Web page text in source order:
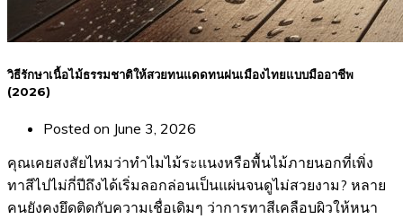
วิธีรักษาเนื้อไม้ธรรมชาติให้สวยทนแดดทนฝนเมืองไทยแบบมืออาชีพ
(2026)
Posted on June 3, 2026
คุณเคยสงสัยไหมว่าทำไมไม้ระแนงหรือพื้นไม้ภายนอกที่เพิ่ง
ทาสีไปไม่กี่ปีถึงได้เริ่มลอกล่อนเป็นแผ่นจนดูไม่สวยงาม? หลาย
คนยังคงยึดติดกับความเชื่อเดิมๆ ว่าการทาสีเคลือบผิวให้หนา